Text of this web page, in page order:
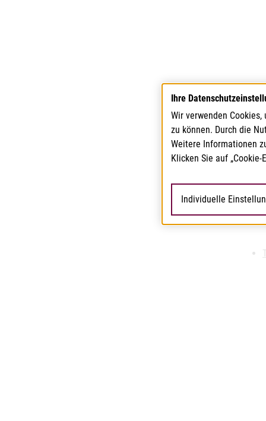
Ihre
Wir verwenden
zu können. Durch die
Weitere Informationen
Klicken Sie auf
Individuelle